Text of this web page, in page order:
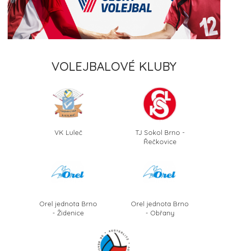
VOLEJBALOVÉ KLUBY
VK Luleč
TJ Sokol Brno -
Řečkovice
Orel jednota Brno
- Židenice
Orel jednota Brno
- Obřany